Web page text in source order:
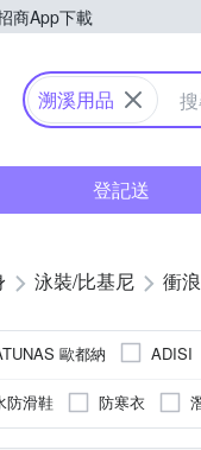
商App下載
Yahoo購物中心
溯溪用品
登記送
泳裝/比基尼 衝
歐都納 ADISI
防滑鞋 防寒衣